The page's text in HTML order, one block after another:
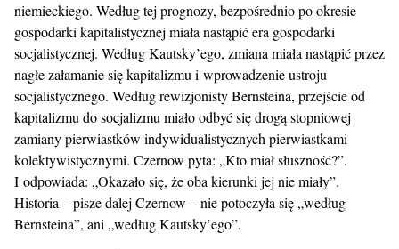
niemieckiego. Według tej prognozy, bezpośrednio po okresie
gospodarki kapitalistycznej miała nastąpić era gospodarki
socjalistycznej. Według Kautsky’ego, zmiana miała nastąpić przez
nagłe załamanie się kapitalizmu i wprowadzenie ustroju
socjalistycznego. Według rewizjonisty Bernsteina, przejście od
kapitalizmu do socjalizmu miało odbyć się drogą stopniowej
zamiany pierwiastków indywidualistycznych pierwiastkami
kolektywistycznymi. Czernow pyta: „Kto miał słuszność?”.
I odpowiada: „Okazało się, że oba kierunki jej nie miały”.
Historia – pisze dalej Czernow – nie potoczyła się „według
Bernsteina”, ani „według Kautsky’ego”.